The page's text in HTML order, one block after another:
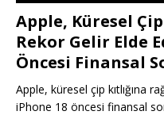
Apple, Küresel Çip
Rekor Gelir Elde
Öncesi Finansal
Apple, küresel çip kıtlığına
iPhone 18 öncesi finansal